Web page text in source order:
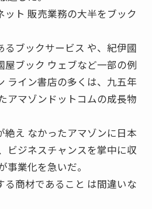
ト 販売業務の大半をブック
るブックサービス や、紀伊國
屋ブック ウェブなど一部の例
ライン書店の多くは、九五年
アマゾンドットコムの成長物
絶え なかったアマゾンに日本
ビジネスチャンスを掌中に収
事業化を急いだ。
商材であること は間違いな